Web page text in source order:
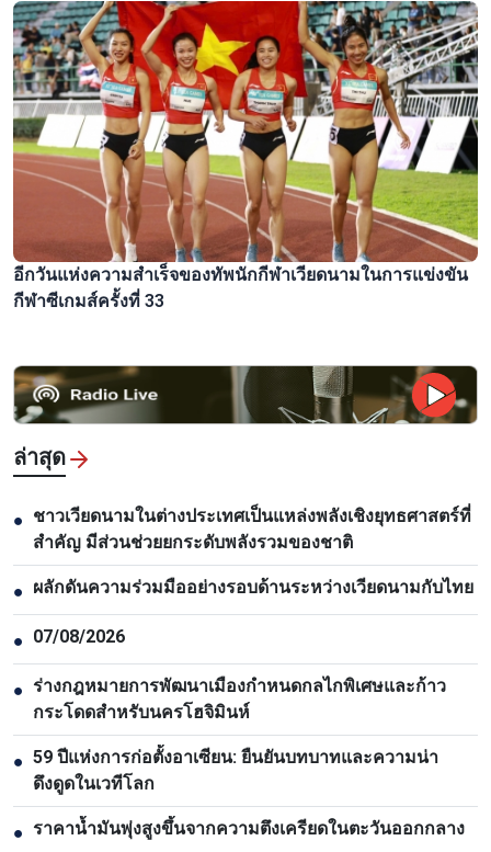
อีกวันแห่งความสำเร็จของทัพนักกีฬาเวียดนามในการแข่งขัน
กีฬาซีเกมส์ครั้งที่ 33
ล่าสุด
● ชาวเวียดนามในต่างประเทศเป็นแหล่งพลังเชิงยุทธศาสตร์ที่
สำคัญ มีส่วนช่วยยกระดับพลังรวมของชาติ
● ผลักดันความร่วมมืออย่างรอบด้านระหว่างเวียดนามกับไทย
● 07/08/2026
● ร่างกฎหมายการพัฒนาเมืองกำหนดกลไกพิเศษและก้าว
กระโดดสำหรับนครโฮจิมินห์
● 59 ปีแห่งการก่อตั้งอาเซียน: ยืนยันบทบาทและความน่า
ดึงดูดในเวทีโลก
● ราคาน้ำมันพุ่งสูงขึ้นจากความตึงเครียดในตะวันออกกลาง